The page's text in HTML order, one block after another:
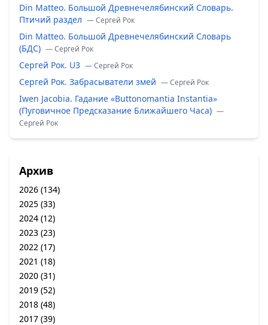
Din Matteo. Большой Древнечелябинский Словарь.
Птичий раздел — Сергей Рок
Din Matteo. Большой Древнечелябинский Словарь
(БДС) — Сергей Рок
Сергей Рок. U3 — Сергей Рок
Сергей Рок. Забрасыватели змей — Сергей Рок
Iwen Jacobia. Гадание «Buttonomantia Instantia»
(Пуговичное Предсказание Ближайшего Часа) —
Сергей Рок
Архив
2026 (134)
2025 (33)
2024 (12)
2023 (23)
2022 (17)
2021 (18)
2020 (31)
2019 (52)
2018 (48)
2017 (39)